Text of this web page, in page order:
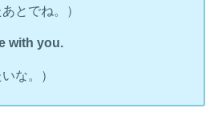
とでね。）
with you.
な。）